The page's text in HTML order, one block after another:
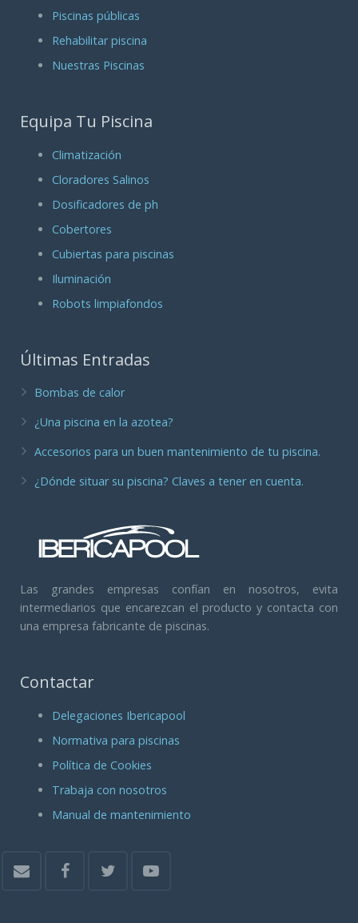
Piscinas públicas
Rehabilitar piscina
Nuestras Piscinas
Equipa Tu Piscina
Climatización
Cloradores Salinos
Dosificadores de ph
Cobertores
Cubiertas para piscinas
Iluminación
Robots limpiafondos
Últimas Entradas
Bombas de calor
¿Una piscina en la azotea?
Accesorios para un buen mantenimiento de tu piscina.
¿Dónde situar su piscina? Claves a tener en cuenta.
Las grandes empresas confían en nosotros, evita
intermediarios que encarezcan el producto y contacta con
una empresa fabricante de piscinas.
Contactar
Delegaciones Ibericapool
Normativa para piscinas
Política de Cookies
Trabaja con nosotros
Manual de mantenimiento